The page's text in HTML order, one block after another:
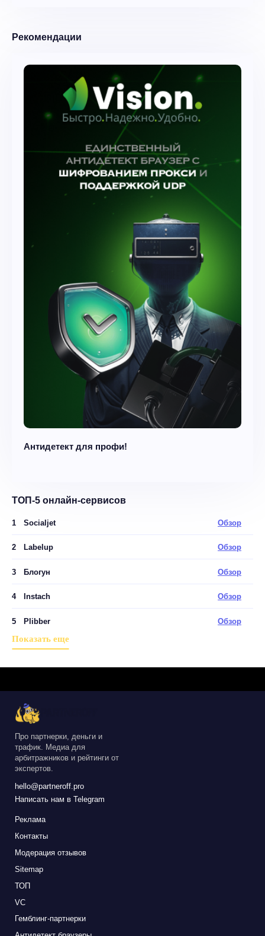
ТОП-5 онлайн-сервисов
1 Socialjet Обзор
2 Labelup Обзор
3 Блогун Обзор
4 Instach Обзор
5 Plibber Обзор
Показать еще
Рекомендации
Антидетект для профи!
Про партнерки, деньги и
трафик. Медиа для
арбитражников и рейтинги от
экспертов.
hello@partneroff.pro
Написать нам в Telegram
Реклама
Контакты
Модерация отзывов
Sitemap
ТОП
VC
Гемблинг-партнерки